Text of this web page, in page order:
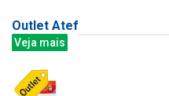
Outlet Atef
Veja mais